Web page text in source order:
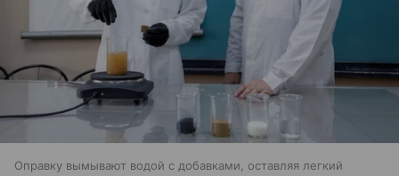
Оправку вымывают водой с добавками, оставляя легкий